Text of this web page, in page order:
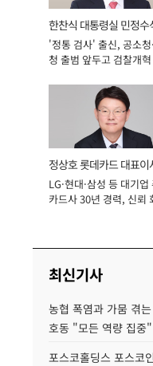
한찬식 대통령실 민정수
서관
'정통 검사' 출신, 공소청
청 출범 앞두고 검찰개
정상호 롯데카드 대표이
장
LG·현대·삼성 등 대기업
카드사 30년 경력, 신뢰
최신기사
농협 폭염과 가뭄 겪
호동 "모든 역량 집중"
포스코홀딩스 포스코